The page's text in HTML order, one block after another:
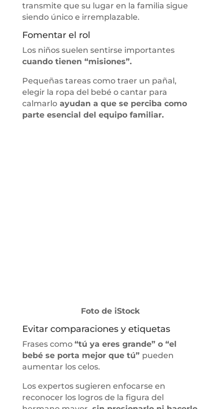
transmite que su lugar en la familia sigue
siendo único e irremplazable.
Fomentar el rol
Los niños suelen sentirse importantes
cuando tienen “misiones”.
Pequeñas tareas como traer un pañal,
elegir la ropa del bebé o cantar para
calmarloayudan a que se perciba como
parte esencial del equipo familiar.
Foto de iStock
Evitar comparaciones y etiquetas
Frases como “tú ya eres grande” o “el
bebé se porta mejor que tú” pueden
aumentar los celos.
Los expertos sugieren enfocarse en
reconocer los logros de la figura del